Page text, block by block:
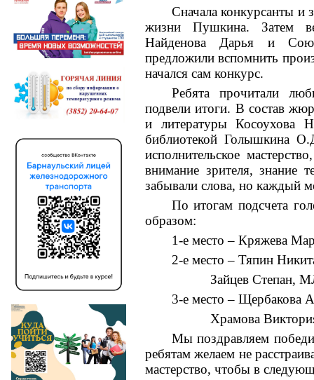
Сначала конкурсанты и
жизни Пушкина. Затем
Найденова Дарья и
предложили вспомнить
начался сам конкурс.
Ребята прочитали
подвели итоги. В состав
и литературы
библиотекой Голышкина
исполнительское
внимание зрителя, знание
забывали слова, но каждый
По итогам подсчета
образом:
1-е место – Кряжева
2-е место – Тяпин
Зайцев Степан,
3-е место – Щербакова
Храмова
Мы поздравляем
ребятам желаем не
мастерство, чтобы в